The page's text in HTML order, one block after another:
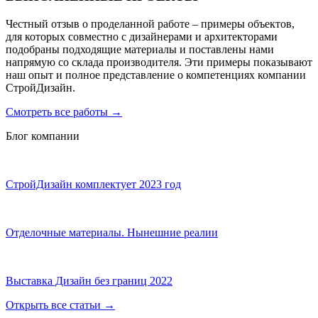
Честный отзыв о проделанной работе – примеры объектов,
для которых совместно с дизайнерами и архитекторами
подобраны подходящие материалы и поставлены нами
напрямую со склада производителя. Эти примеры показывают
наш опыт и полное представление о компетенциях компании
СтройДизайн.
Смотреть все работы →
Блог компании
СтройДизайн комплектует 2023 год
Отделочные материалы. Нынешние реалии
Выставка Дизайн без границ 2022
Открыть все статьи →